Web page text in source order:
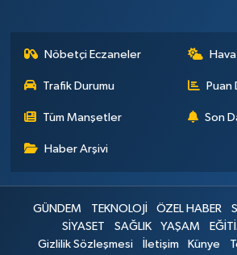
Nöbetçi Eczaneler
Trafik Durumu Puan
Tüm Manşetler Son
Haber Arşivi
GÜNDEM TEKNOLOJİ ÖZEL HABER
SİYASET
SAĞLIK YAŞAM
Gizlilik Sözleşmesi
İletişim Künye